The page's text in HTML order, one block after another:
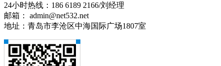
24小时热线：186 6189 2166/刘经理
邮箱： admin@net532.net
地址：青岛市李沧区中海国际广场1807室